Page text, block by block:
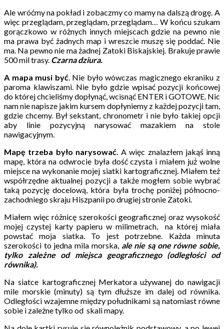
Ale wróćmy na pokład i zobaczmy co mamy na dalszą drogę. A
więc przeglądam, przeglądam, przeglądam… W końcu szukam
gorączkowo w różnych innych miejscach gdzie na pewno nie
ma prawa być żadnych map i wreszcie muszę się poddać. Nie
ma. Na pewno nie ma żadnej Zatoki Biskajskiej. Brakuje prawie
500 mil trasy. Czarna dziura.
A mapa musi być. Nie było wówczas magicznego ekraniku z
paroma klawiszami. Nie było gdzie wpisać pozycji końcowej
do której chcieliśmy dopłynąć, wcisnąć ENTER i GOTOWE. Nic
nam nie napisze jakim kursem dopłyniemy z każdej pozycji tam,
gdzie chcemy. Był sekstant, chronometr i nie było takiej opcji
aby linie pozycyjną narysować mazakiem na stole
nawigacyjnym.
Mapę trzeba było narysować. A więc znalazłem jakąś inną
mapę, która na odwrocie była dość czysta i miałem już wolne
miejsce na wykonanie mojej siatki kartograficznej. Miałem też
współrzędne aktualnej pozycji a także mogłem sobie wybrać
taką pozycję docelową, która była trochę poniżej północno-
zachodniego skraju Hiszpanii po drugiej stronie Zatoki.
Miałem więc różnicę szerokości geograficznej oraz wysokość
mojej czystej karty papieru w milimetrach, na której miała
powstać moja siatka. To jest potrzebne. Każda minuta
szerokości to jedna mila morska, ale nie są one równe sobie,
tylko zależne od miejsca geograficznego (odległości od
równika).
Na siatce kartograficznej Merkatora używanej do nawigacji
mile morskie (minuty) są tym dłuższe im dalej od równika.
Odległości wzajemne między południkami są natomiast równe
sobie i zależne tylko od skali mapy.